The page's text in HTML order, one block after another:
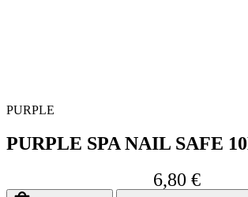
PURPLE
PURPLE SPA NAIL SAFE
6,80 €